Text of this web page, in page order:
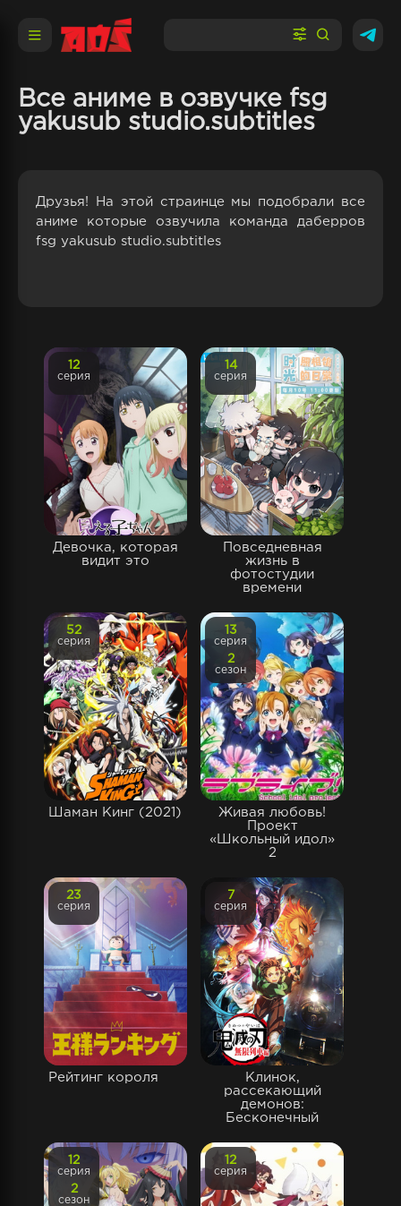
Все аниме в озвучке fsg
yakusub studio.subtitles
Друзья! На этой страинце мы подобрали все
аниме которые озвучила команда даберров
fsg yakusub studio.subtitles
Девочка, которая
видит это
12
серия
Повседневная
жизнь в
фотостудии
времени
14
серия
Шаман Кинг (2021)
52
серия
Живая любовь!
Проект
«Школьный идол»
2
13
серия
2
сезон
Рейтинг короля
23
серия
Клинок,
рассекающий
демонов:
Бесконечный
7
серия
12
серия
2
сезон
12
серия